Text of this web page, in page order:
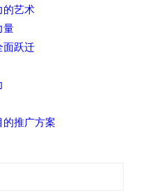
的艺术
量
面跃迁
的推广方案